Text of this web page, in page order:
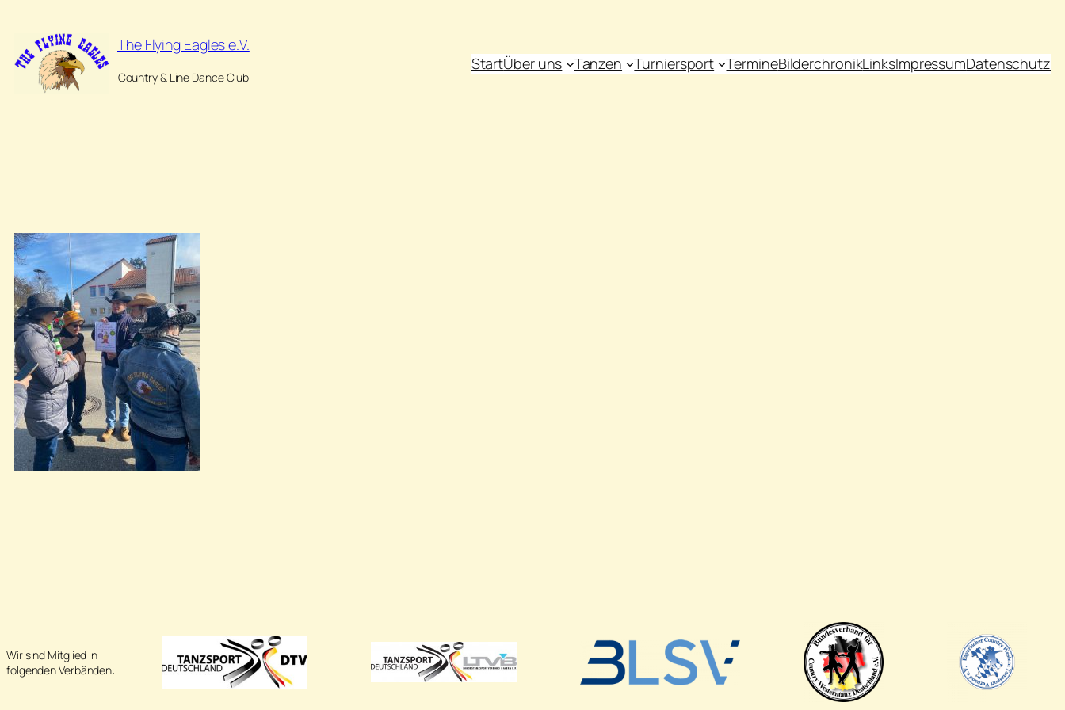
Inhalt
springen
The Flying Eagles e.V.
Country & Line Dance Club
StartÜber uns Tanzen Turniersport TermineBilderchronikLinksImpressumDatenschutz
Wir sind Mitglied in
folgenden Verbänden: